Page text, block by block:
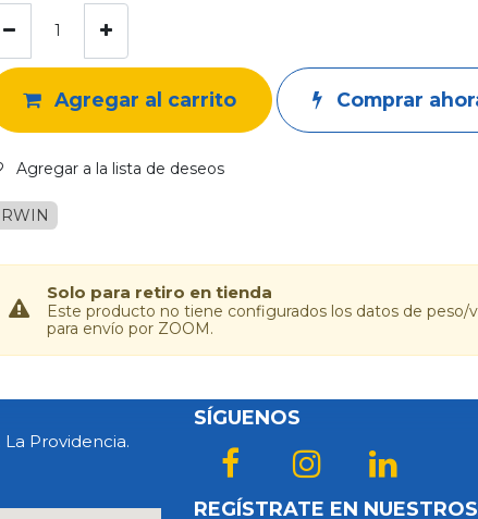
Agregar al carrito Comprar
Agregar a la lista de deseos
Solo para retiro en tienda
Este producto no tiene configurados los datos de peso/
para envío por ZOOM.
Providencia.
SÍGUENOS
REGÍSTRATE EN NUESTROS